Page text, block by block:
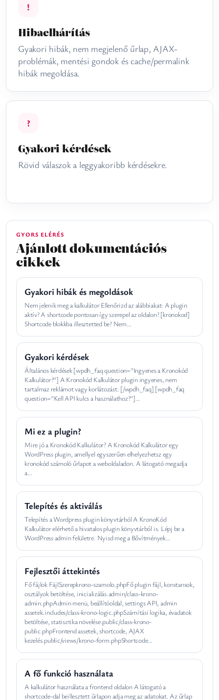
!
Hibaelhárítás
Gyakori hibák, nem megjelenő űrlap, AJAX-
problémák, mentési gondok és cache/permalink
hibák megoldása.
?
Gyakori kérdések
Rövid válaszok a leggyakoribb kérdésekre.
GYORS ELÉRÉS
Ajánlott dokumentációs
cikkek
Gyakori hibák és megoldások
Nem jelenik meg a kalkulátor Ellenőrizd az alábbiakat: A plugin
aktív? A shortcode pontosan így szerepel az oldalon? [kronokod]
Shortcode blokkba illesztetted be? Nem…
Gyakori kérdések
Általános kérdések [wpdh_faq question="Ingyenes a Kronokód
Kalkulátor?"] A Kronokód Kalkulátor plugin ingyenes, nem
tartalmaz reklámot vagy korlátozást. [/wpdh_faq] [wpdh_faq
question="Kell API kulcs a használathoz?"]…
Mi ez a plugin?
Mire jó a Kronokód Kalkulátor? A Kronokód Kalkulátor egy
WordPress plugin, amellyel egyszerűen elhelyezhetsz egy
kronokód számoló űrlapot a weboldaladon. A látogató megadja
a…
Telepítés és aktiválás
Telepítés a Wordpress plugin könyvtárból A KronoKód
Kalkulátor elérhető a hivatalos plugin könyvtárból is. Lépj be a
WordPress admin felületre. Nyisd meg a Bővítmények…
Fejlesztői áttekintés
Fő fájlok FájlSzerepkrono-szamolo.phpFő plugin fájl, konstansok,
osztályok betöltése, inicializálás.admin/class-krono-
admin.phpAdmin menü, beállítóoldal, settings API, admin
assetek.includes/class-krono-logic.phpSzámítási logika, évadatok
betöltése, statisztika növelése.public/class-krono-
public.phpFrontend assetek, shortcode, AJAX
kezelés.public/views/krono-form.phpShortcode…
A fő funkció használata
A kalkulátor használata a frontend oldalon A látogató a
shortcode-dal beillesztett űrlapon adja meg az adatokat. Az űrlap